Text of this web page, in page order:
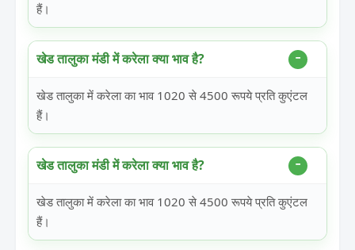
हैं।
खेड तालुका मंडी में करेला क्या भाव है?
खेड तालुका में करेला का भाव 1020 से 4500 रूपये प्रति कुएंटल
हैं।
खेड तालुका मंडी में करेला क्या भाव है?
खेड तालुका में करेला का भाव 1020 से 4500 रूपये प्रति कुएंटल
हैं।